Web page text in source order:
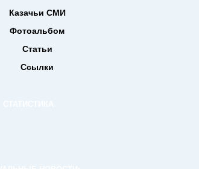
Казачьи СМИ
Фотоальбом
Статьи
Ссылки